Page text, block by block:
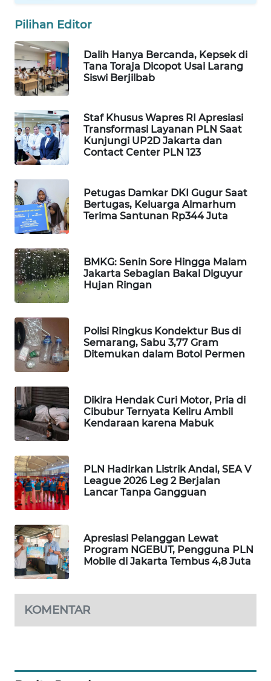
Pilihan Editor
Dalih Hanya Bercanda, Kepsek di
Tana Toraja Dicopot Usai Larang
Siswi Berjilbab
Staf Khusus Wapres RI Apresiasi
Transformasi Layanan PLN Saat
Kunjungi UP2D Jakarta dan
Contact Center PLN 123
Petugas Damkar DKI Gugur Saat
Bertugas, Keluarga Almarhum
Terima Santunan Rp344 Juta
BMKG: Senin Sore Hingga Malam
Jakarta Sebagian Bakal Diguyur
Hujan Ringan
Polisi Ringkus Kondektur Bus di
Semarang, Sabu 3,77 Gram
Ditemukan dalam Botol Permen
Dikira Hendak Curi Motor, Pria di
Cibubur Ternyata Keliru Ambil
Kendaraan karena Mabuk
PLN Hadirkan Listrik Andal, SEA V
League 2026 Leg 2 Berjalan
Lancar Tanpa Gangguan
Apresiasi Pelanggan Lewat
Program NGEBUT, Pengguna PLN
Mobile di Jakarta Tembus 4,8 Juta
KOMENTAR
SEMARANG
WN
SOLO
WN
BOROBUDUR
WN
MADURA
SURABAYA
WN
NATUNA
WN
BINTAN
MANDALIKA
WN
LIKUPANG
WN
LABUANBAJO
WN
BORNEO
Wahana
Media
Group
WAHANA
NEWS
WAHANA
TANI
WAHANA
WAHANA